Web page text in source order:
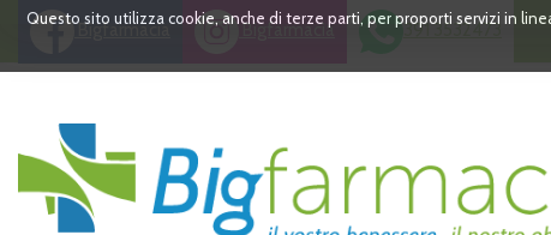
PassaQuesto sito utilizza cookie, anche di terze parti, per proporti servizi in
Bigfarmacia Bigfarmacia 391 3532473
Bigfarmacia